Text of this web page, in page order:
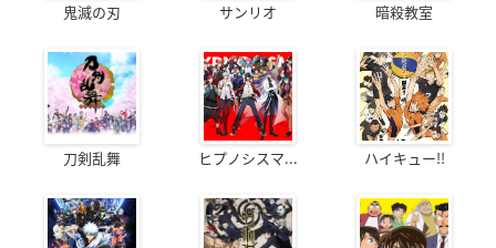
鬼滅の刃 サンリオ 暗殺教室
刀剣乱舞 ヒプノシスマ... ハイキュー!!